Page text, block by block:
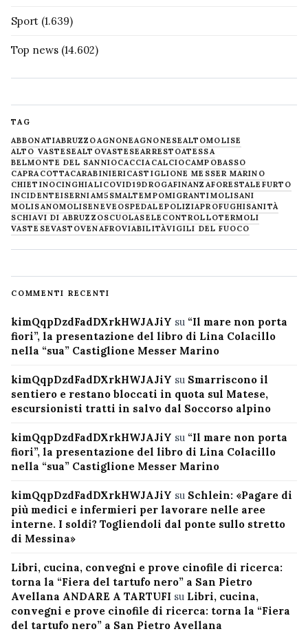
Sport (1.639)
Top news (14.602)
TAG
ABBONATIABRUZZOAGNONEAGNONESEALTOMOLISE
ALTO VASTESEALTOVASTESEARRESTOATESSA
BELMONTE DEL SANNIOCACCIACALCIOCAMPOBASSO
CAPRACOTTACARABINIERICASTIGLIONE MESSER MARINO
CHIETINOCINGHIALICOVID19DROGAFINANZAFORESTALE FURTO
INCIDENTEISERNIAM5SMALTEMPOMIGRANTIMOLISANI
MOLISANOMOLISENEVE OSPEDALEPOLIZIAPROFUGHISANITÀ
SCHIAVI DI ABRUZZOSCUOLASELECONTROLLOTERMOLI
VASTESEVASTOVENAFROVIABILITÀVIGILI DEL FUOCO
COMMENTI RECENTI
kimQqpDzdFadDXrkHWJAJiY su “Il mare non porta
fiori”, la presentazione del libro di Lina Colacillo
nella “sua” Castiglione Messer Marino
kimQqpDzdFadDXrkHWJAJiY su Smarriscono il
sentiero e restano bloccati in quota sul Matese,
escursionisti tratti in salvo dal Soccorso alpino
kimQqpDzdFadDXrkHWJAJiY su “Il mare non porta
fiori”, la presentazione del libro di Lina Colacillo
nella “sua” Castiglione Messer Marino
kimQqpDzdFadDXrkHWJAJiY su Schlein: «Pagare di
più medici e infermieri per lavorare nelle aree
interne. I soldi? Togliendoli dal ponte sullo stretto
di Messina»
Libri, cucina, convegni e prove cinofile di ricerca:
torna la “Fiera del tartufo nero” a San Pietro
Avellana ANDARE A TARTUFI su Libri, cucina,
convegni e prove cinofile di ricerca: torna la “Fiera
del tartufo nero” a San Pietro Avellana